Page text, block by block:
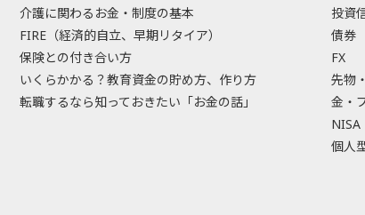
介護に関わるお金・制度の基本
FIRE（経済的自立、早期リタイア）
保険との付き合い方
いくらかかる？教育資金の貯め方、作り方
転職するなら知っておきたい「お金の話」
投資
債券
FX
先物
金・
NISA
個人